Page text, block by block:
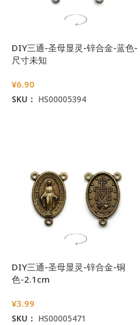
DIY三通-圣母显灵-锌合金-蓝色-
尺寸未知
¥6.90
SKU： HS00005394
DIY三通-圣母显灵-锌合金-铜
色-2.1cm
¥3.99
SKU： HS00005471